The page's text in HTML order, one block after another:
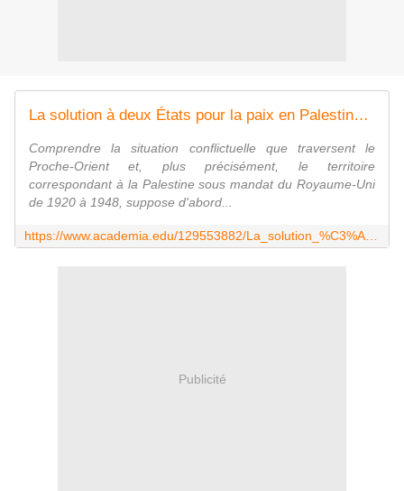
La solution à deux États pour la paix en Palestine : futur possible ou rhétorique dépassée ?
Comprendre la situation conflictuelle que traversent le
Proche-Orient et, plus précisément, le territoire
correspondant à la Palestine sous mandat du Royaume-Uni
de 1920 à 1948, suppose d'abord...
Publicité